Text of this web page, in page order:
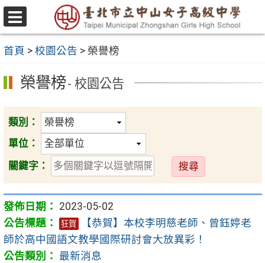
跳
至
要
內
容
區
選
單
首頁 > 校園公告 > 榮譽榜
榮譽榜- 校園公告
類別：
單位：
關鍵字：
送
出
2023-05-02
狂賀
【恭賀】本校李明慈老師、曾鈺婷老
師於高中國語文教學國際研討會大放異彩！
最新消息